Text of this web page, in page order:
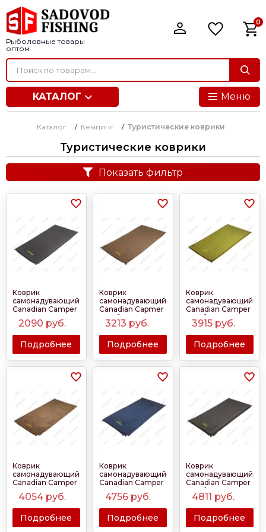
Рыболовные товары
оптом
0
КАТАЛОГ Меню
Каталог / Кемпинг / Туристические коврики
Туристические коврики
Показать фильтр
Коврик
самонадувающийся
Canadian Camper
Sport 180х50х3 см
2090 руб.
Подробнее
Коврик
самонадувающийся
Canadian Capmer
Comfort
200х66х3см Khaki
3213 руб.
Подробнее
Коврик
самонадувающийся
Canadian Camper
Comfort
200х66х5см
Green
3915 руб.
Подробнее
Коврик
самонадувающийся
Canadian Camper
De-Lux 200х66х5
см Khaki
4054 руб.
Подробнее
Коврик
самонадувающийся
Canadian Camper
De-Lux 200х66х5
см Blue
4756 руб.
Подробнее
Коврик
самонадувающийся
Canadian Camper
Comfort
200х66х7см Grey
4811 руб.
Подробнее